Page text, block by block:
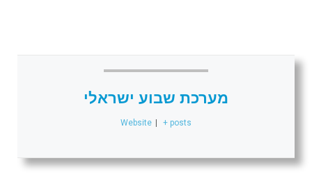
מערכת שבוע ישראלי
Website + posts